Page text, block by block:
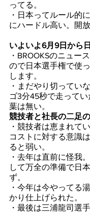
ってる。
・日本ってルール的
にハードル高い。開
いよいよ6月9日から
・BROOKSのニュー
ので日本選手権で使
します。
・まだやり切ってい
ゴ3分45秒で走って
葉は無い。
競技者と社長の二足
・競技者は恵まれて
コストに対する意識
ると弱い。
・去年は直前に怪我
して万全の準備で日
ず。
・今年は今やってる
かり仕上げられた。
・最後は三浦龍司選